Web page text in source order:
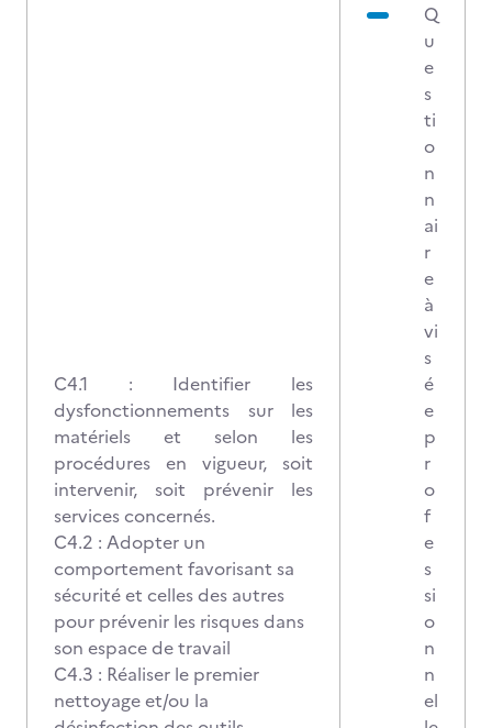
C4.1 : Identifier les
dysfonctionnements sur les
matériels et selon les
procédures en vigueur, soit
intervenir, soit prévenir les
services concernés.
C4.2 : Adopter un
comportement favorisant sa
sécurité et celles des autres
pour prévenir les risques dans
son espace de travail
C4.3 : Réaliser le premier
nettoyage et/ou la
Q
u
e
s
ti
o
n
n
ai
r
e
à
vi
s
é
e
p
r
o
f
e
s
si
o
n
n
el